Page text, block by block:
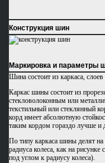
Конструкция шин
Маркировка и параметры
Шина состоит из каркаса,
Каркас шины состоит из
стекловолоконным или
текстильный или стеклянный
корд имеет абсолютную
таким кордом гораздо лучше и
По типу каркаса шины делят
радиуса колеса, как на
под углом к радиусу колеса).